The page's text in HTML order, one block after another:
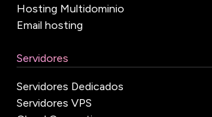
Hosting Multidominio
Email hosting
Servidores
Servidores Dedicados
Servidores VPS